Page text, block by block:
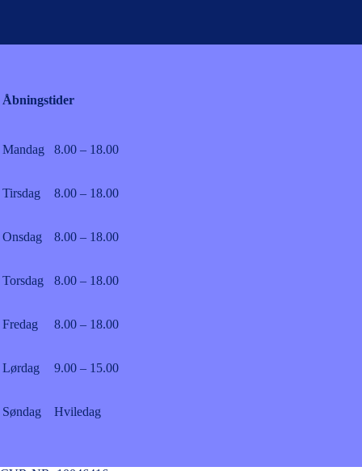
Åbningstider
Mandag 8.00 – 18.00
Tirsdag 8.00 – 18.00
Onsdag 8.00 – 18.00
Torsdag 8.00 – 18.00
Fredag 8.00 – 18.00
Lørdag 9.00 – 15.00
Søndag Hviledag